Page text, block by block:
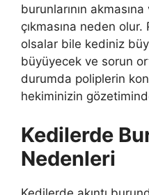
burunlarının akmasına
çıkmasına neden
olsalar bile kediniz
büyüyecek ve sorun
durumda poliplerin
hekiminizin
Kedilerde
Nedenleri